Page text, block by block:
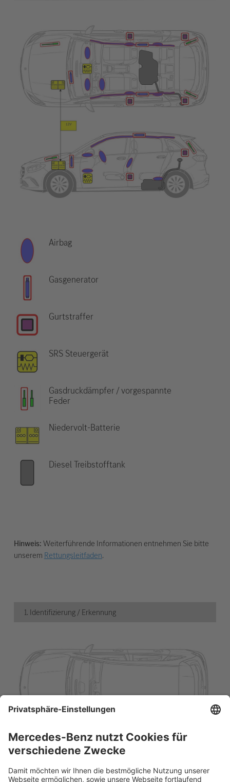
Airbag
Gasgenerator
Gurtstraffer
SRS Steuergerät
Gasdruckdämpfer / vorgespannte
Feder
Niedervolt-Batterie
Diesel Treibstofftank
Hinweis:Weiterführende Informationen entnehmen Sie bitte
unserem Rettungsleitfaden.
1. Identifizierung / Erkennung